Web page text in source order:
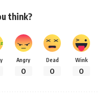
think?
Angry
0
Dead
0
Wink
0